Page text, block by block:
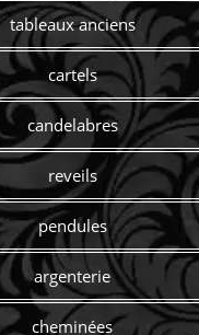
tableaux anciens
cartels
candelabres
reveils
pendules
argenterie
cheminées